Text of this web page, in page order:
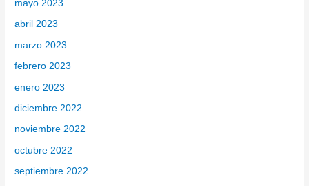
mayo 2023
abril 2023
marzo 2023
febrero 2023
enero 2023
diciembre 2022
noviembre 2022
octubre 2022
septiembre 2022